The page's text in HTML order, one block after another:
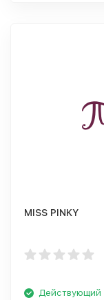
MISS PINKY
Действующий